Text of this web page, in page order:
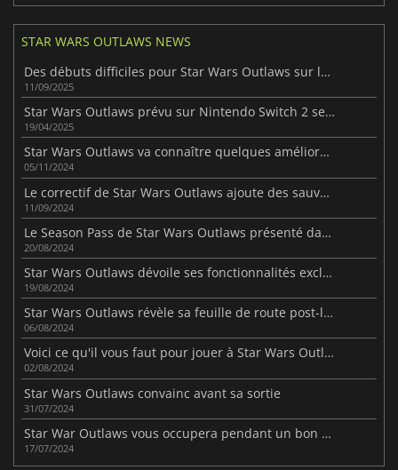
STAR WARS OUTLAWS NEWS
Des débuts difficiles pour Star Wars Outlaws sur la Nintendo Switch 2
11/09/2025
Star Wars Outlaws prévu sur Nintendo Switch 2 selon les dernières infos
19/04/2025
Star Wars Outlaws va connaître quelques améliorations
05/11/2024
Le correctif de Star Wars Outlaws ajoute des sauvegardes de progression croisée
11/09/2024
Le Season Pass de Star Wars Outlaws présenté dans une vidéo
20/08/2024
Star Wars Outlaws dévoile ses fonctionnalités exclusives sur PC
19/08/2024
Star Wars Outlaws révèle sa feuille de route post-lancement
06/08/2024
Voici ce qu'il vous faut pour jouer à Star Wars Outlaws sur PC
02/08/2024
Star Wars Outlaws convainc avant sa sortie
31/07/2024
Star War Outlaws vous occupera pendant un bon moment.
17/07/2024